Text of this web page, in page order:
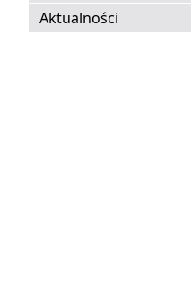
Aktualności